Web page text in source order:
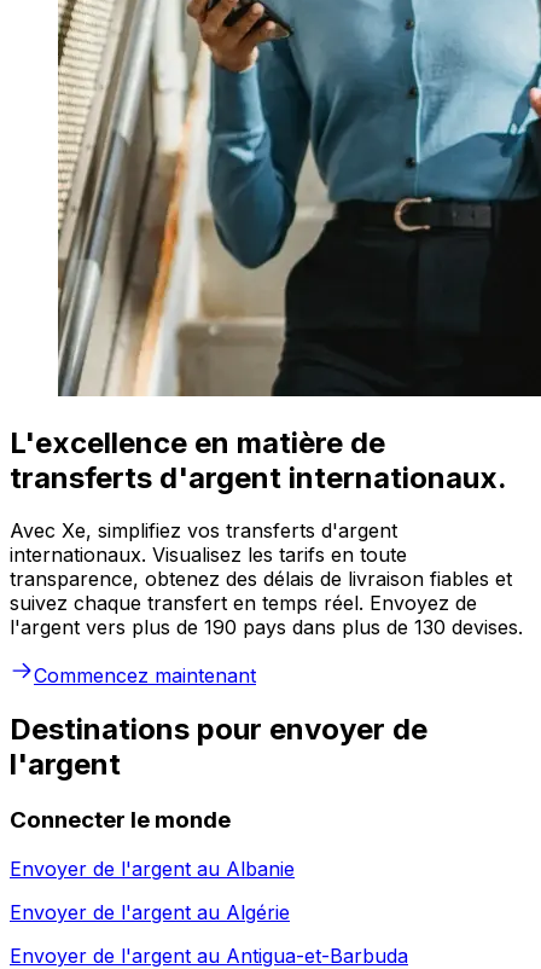
L'excellence en matière de
transferts d'argent internationaux.
Avec Xe, simplifiez vos transferts d'argent
internationaux. Visualisez les tarifs en toute
transparence, obtenez des délais de livraison fiables et
suivez chaque transfert en temps réel. Envoyez de
l'argent vers plus de 190 pays dans plus de 130 devises.
Commencez maintenant
Destinations pour envoyer de
l'argent
Connecter le monde
Envoyer de l'argent au Albanie
Envoyer de l'argent au Algérie
Envoyer de l'argent au Antigua-et-Barbuda